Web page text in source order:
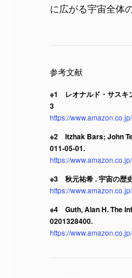
に広がる宇宙全体
※1 レオナルド・サスキ
3
https://
※2 Itzhak Bars; John
011-05-01.
https://
※3 秋元祐希 . 宇宙の歴
https://
※4 Guth, Alan H. The
0201328400.
https://